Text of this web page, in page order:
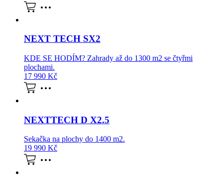
NEXT TECH SX2
KDE SE HODÍM? Zahrady až do 1300 m2 se čtyřmi
plochami.
17 990 Kč
NEXTTECH D X2.5
Sekačka na plochy do 1400 m2.
19 990 Kč